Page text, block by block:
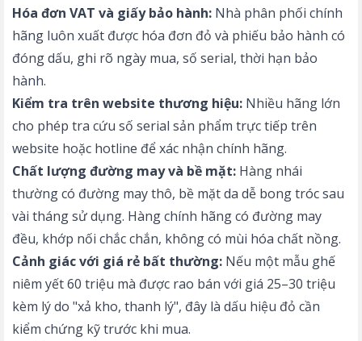
Hóa đơn VAT và giấy bảo hành: Nhà phân phối chính
hãng luôn xuất được hóa đơn đỏ và phiếu bảo hành có
đóng dấu, ghi rõ ngày mua, số serial, thời hạn bảo
hành.
Kiểm tra trên website thương hiệu: Nhiều hãng lớn
cho phép tra cứu số serial sản phẩm trực tiếp trên
website hoặc hotline để xác nhận chính hãng.
Chất lượng đường may và bề mặt: Hàng nhái
thường có đường may thô, bề mặt da dễ bong tróc sau
vài tháng sử dụng. Hàng chính hãng có đường may
đều, khớp nối chắc chắn, không có mùi hóa chất nồng.
Cảnh giác với giá rẻ bất thường: Nếu một mẫu ghế
niêm yết 60 triệu mà được rao bán với giá 25–30 triệu
kèm lý do "xả kho, thanh lý", đây là dấu hiệu đỏ cần
kiểm chứng kỹ trước khi mua.